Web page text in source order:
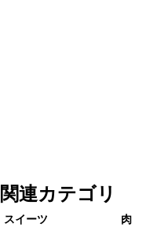
関連カテゴリ
スイーツ 肉